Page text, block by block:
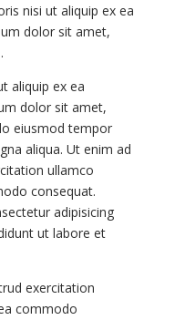
nisi ut aliquip ex ea
dolor sit amet,
aliquip ex ea
dolor sit amet,
eiusmod tempor
aliqua. Ut enim ad
ullamco
consequat.
adipisicing
ut labore et
exercitation
commodo